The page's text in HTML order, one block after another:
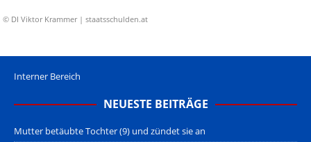
© DI Viktor Krammer | staatsschulden.at
Interner Bereich
NEUESTE BEITRÄGE
Mutter betäubte Tochter (9) und zündet sie an